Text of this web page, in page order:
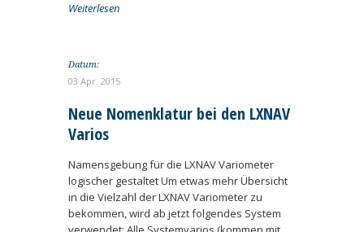
Weiterlesen
Datum:
03 Apr. 2015
Neue Nomenklatur bei den LXNAV
Varios
Namensgebung für die LXNAV Variometer
logischer gestaltet Um etwas mehr Übersicht
in die Vielzahl der LXNAV Variometer zu
bekommen, wird ab jetzt folgendes System